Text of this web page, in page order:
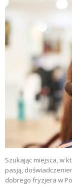
Szukając miejsca, w
pasją,
dobrego fryzjera w